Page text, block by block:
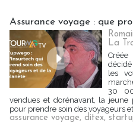
Assurance voyage : que
La
les
30
vendues et dorénavant, la jeune
pour prendre soin des voyageurs
assurance voyage, ditex,